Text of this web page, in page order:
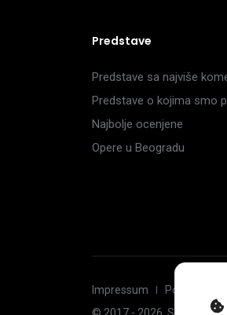
Predstave
Predstave sa najviše
Predstave o kojima smo
Najbolje ocenjene
Opere u Beogradu
Impressum Politika